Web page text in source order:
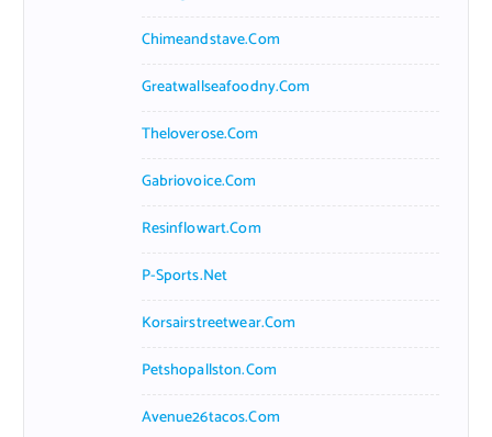
Chimeandstave.com
Greatwallseafoodny.com
Theloverose.com
Gabriovoice.com
Resinflowart.com
P-Sports.net
Korsairstreetwear.com
Petshopallston.com
Avenue26tacos.com